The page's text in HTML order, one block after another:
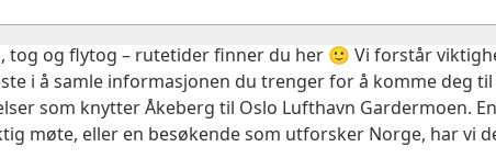
tog og flytog – rutetider finner du her 🙂 Vi forstår
i å samle informasjonen du trenger for å komme deg
som knytter Åkeberg til Oslo Lufthavn Gardermoen.
møte, eller en besøkende som utforsker Norge, har vi